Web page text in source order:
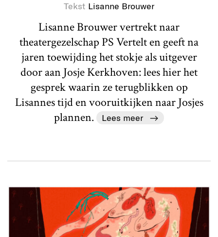
Tekst Lisanne Brouwer
Lisanne Brouwer vertrekt naar
theatergezelschap PS Vertelt en geeft na
jaren toewijding het stokje als uitgever
door aan Josje Kerkhoven: lees hier het
gesprek waarin ze terugblikken op
Lisannes tijd en vooruitkijken naar Josjes
plannen.
Lees meer